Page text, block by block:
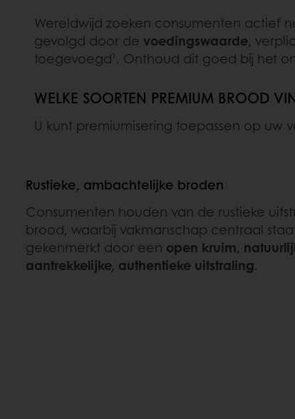
Wereldwijd zoeken consumenten actief
gevolgd door de voedingswaarde,
toegevoegd¹. Onthoud dit goed bij het
WELKE SOORTEN PREMIUM BROOD
U kunt premiumisering toepassen op
Rustieke, ambachtelijke broden
Consumenten houden van de rustieke
brood, waarbij vakmanschap centraal
gekenmerkt door een open kruim,
aantrekkelijke, authentieke uitstraling.